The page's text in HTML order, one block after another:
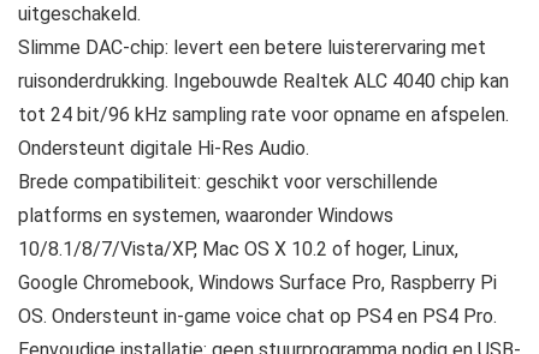
uitgeschakeld.
Slimme DAC-chip: levert een betere luisterervaring met
ruisonderdrukking. Ingebouwde Realtek ALC 4040 chip kan
tot 24 bit/96 kHz sampling rate voor opname en afspelen.
Ondersteunt digitale Hi-Res Audio.
Brede compatibiliteit: geschikt voor verschillende
platforms en systemen, waaronder Windows
10/8.1/8/7/Vista/XP, Mac OS X 10.2 of hoger, Linux,
Google Chromebook, Windows Surface Pro, Raspberry Pi
OS. Ondersteunt in-game voice chat op PS4 en PS4 Pro.
Eenvoudige installatie: geen stuurprogramma nodig en USB-